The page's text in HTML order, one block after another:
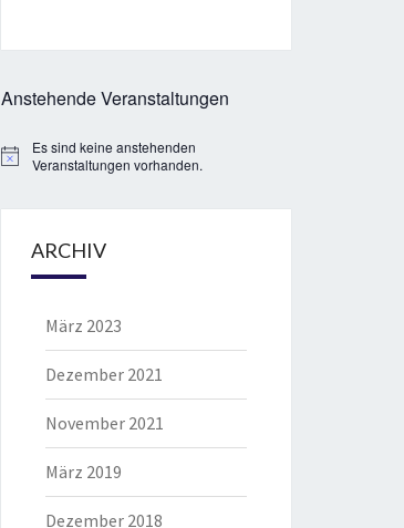
Anstehende Veranstaltungen
Hinweis
Es sind keine anstehenden
Veranstaltungen vorhanden.
ARCHIV
März 2023
Dezember 2021
November 2021
März 2019
Dezember 2018